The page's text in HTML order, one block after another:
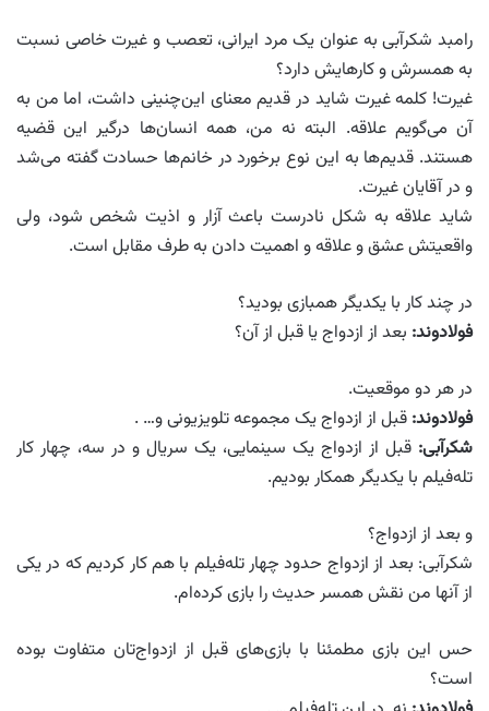
رامبد شکرآبی به عنوان یک مرد ایرانی، تعصب و غیرت خاصی نسبت
به همسرش و کارهایش دارد؟
غیرت! کلمه غیرت شاید در قدیم معنای این‌چنینی داشت، اما من به
آن می‌گویم علاقه. البته نه من، همه انسان‌ها درگیر این قضیه
هستند. قدیم‌ها به این نوع برخورد در خانم‌ها حسادت گفته می‌شد
و در آقایان غیرت.
شاید علاقه به شکل نادرست باعث آزار و اذیت شخص شود، ولی
واقعیتش عشق و علاقه و اهمیت دادن به طرف مقابل است.
در چند کار با یکدیگر همبازی بودید‌؟
فولادوند: بعد از ازدواج یا قبل از آن؟
در هر دو موقعیت.
فولادوند: قبل از ازدواج یک مجموعه تلویزیونی و… .
شکرآبی: قبل از ازدواج یک سینمایی، یک سریال و در سه، چهار کار
تله‌فیلم با یکدیگر همکار بودیم.
و بعد از ازدواج؟
شکرآبی: بعد از ازدواج حدود چهار تله‌فیلم با هم کار کردیم که در یکی
از آنها من نقش همسر حدیث را بازی کرده‌ام.
حس این بازی مطمئنا با بازی‌های قبل از ازدواج‌تان متفاوت بوده
است؟